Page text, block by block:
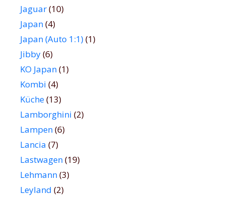
Jaguar(10)
Japan(4)
Japan (Auto 1:1)(1)
Jibby(6)
KO Japan(1)
Kombi (4)
Küche(13)
Lamborghini (2)
Lampen(6)
Lancia (7)
Lastwagen(19)
Lehmann(3)
Leyland (2)